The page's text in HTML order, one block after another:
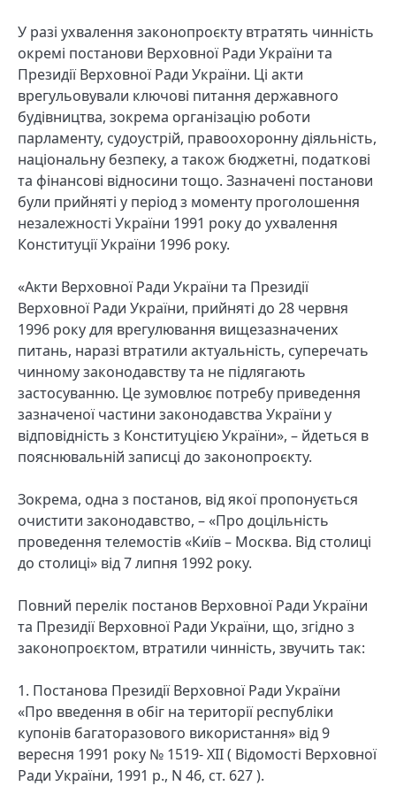
У разі ухвалення законопроєкту втратять чинність
окремі постанови Верховної Ради України та
Президії Верховної Ради України. Ці акти
врегульовували ключові питання державного
будівництва, зокрема організацію роботи
парламенту, судоустрій, правоохоронну діяльність,
національну безпеку, а також бюджетні, податкові
та фінансові відносини тощо. Зазначені постанови
були прийняті у період з моменту проголошення
незалежності України 1991 року до ухвалення
Конституції України 1996 року.
«Акти Верховної Ради України та Президії
Верховної Ради України, прийняті до 28 червня
1996 року для врегулювання вищезазначених
питань, наразі втратили актуальність, суперечать
чинному законодавству та не підлягають
застосуванню. Це зумовлює потребу приведення
зазначеної частини законодавства України у
відповідність з Конституцією України», – йдеться в
пояснювальній записці до законопроєкту.
Зокрема, одна з постанов, від якої пропонується
очистити законодавство, – «Про доцільність
проведення телемостів «Київ – Москва. Від столиці
до столиці» від 7 липня 1992 року.
Повний перелік постанов Верховної Ради України
та Президії Верховної Ради України, що, згідно з
законопроєктом, втратили чинність, звучить так:
1. Постанова Президії Верховної Ради України
«Про введення в обіг на території республіки
купонів багаторазового використання» від 9
вересня 1991 року № 1519- XII ( Відомості Верховної
Ради України, 1991 р., N 46, ст. 627 ).